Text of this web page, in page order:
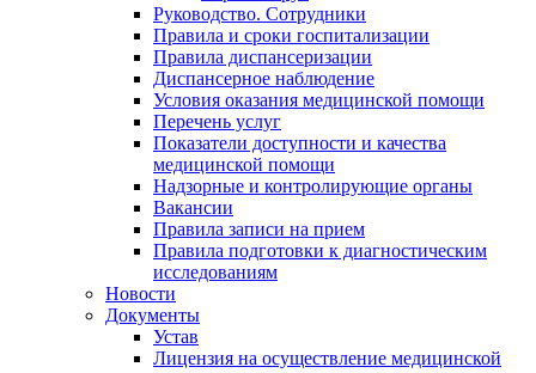
Руководство. Сотрудники
Правила и сроки госпитализации
Правила диспансеризации
Диспансерное наблюдение
Условия оказания медицинской помощи
Перечень услуг
Показатели доступности и качества
медицинской помощи
Надзорные и контролирующие органы
Вакансии
Правила записи на прием
Правила подготовки к диагностическим
исследованиям
Новости
Документы
Устав
Лицензия на осуществление медицинской